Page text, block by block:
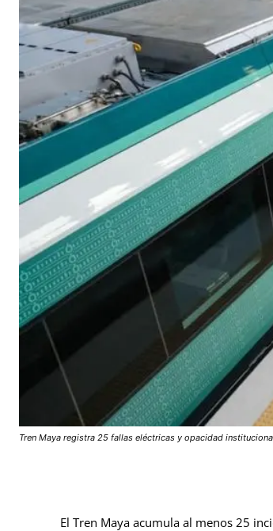
Tren Maya registra 25 fallas eléctricas y opacidad
El Tren Maya acumula al menos 25